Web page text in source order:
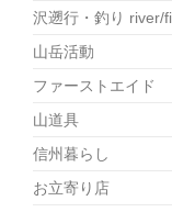
沢遡行・釣り river/
山岳活動
ファーストエイド
山道具
信州暮らし
お立寄り店